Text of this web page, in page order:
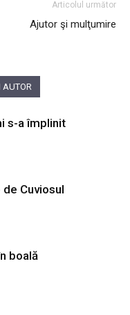
Articolul următor
Ajutor şi mulţumire
AUTOR
s-a împlinit
Cuviosul
boală